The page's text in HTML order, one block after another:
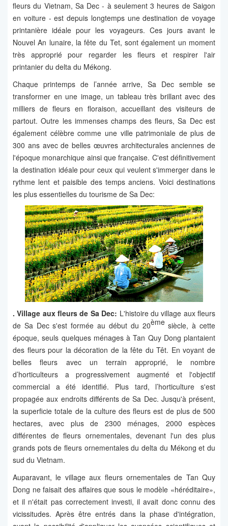
fleurs du Vietnam, Sa Dec - à seulement 3 heures de Saigon
en voiture - est depuis longtemps une destination de voyage
printanière idéale pour les voyageurs. Ces jours avant le
Nouvel An lunaire, la fête du Tet, sont également un moment
très approprié pour regarder les fleurs et respirer l'air
printanier du delta du Mékong.
Chaque printemps de l’année arrive, Sa Dec semble se
transformer en une image, un tableau très brillant avec des
milliers de fleurs en floraison, accueillant des visiteurs de
partout. Outre les immenses champs des fleurs, Sa Dec est
également célèbre comme une ville patrimoniale de plus de
300 ans avec de belles œuvres architecturales anciennes de
l'époque monarchique ainsi que française. C'est définitivement
la destination idéale pour ceux qui veulent s'immerger dans le
rythme lent et paisible des temps anciens. Voici destinations
les plus essentielles du tourisme de Sa Dec:
. Village aux fleurs de Sa Dec: L'histoire du village aux fleurs
de Sa Dec s'est formée au début du 20èmesiècle, à cette
époque, seuls quelques ménages à Tan Quy Dong plantaient
des fleurs pour la décoration de la fête du Têt. En voyant de
belles fleurs avec un terrain approprié, le nombre
d’horticulteurs a progressivement augmenté et l'objectif
commercial a été identifié. Plus tard, l’horticulture s'est
propagée aux endroits différents de Sa Dec. Jusqu'à présent,
la superficie totale de la culture des fleurs est de plus de 500
hectares, avec plus de 2300 ménages, 2000 espèces
différentes de fleurs ornementales, devenant l'un des plus
grands pots de fleurs ornementales du delta du Mékong et du
sud du Vietnam.
Auparavant, le village aux fleurs ornementales de Tan Quy
Dong ne faisait des affaires que sous le modèle «héréditaire»,
et il n'était pas correctement investi, il avait donc connu des
vicissitudes. Après être entrés dans la phase d'intégration,